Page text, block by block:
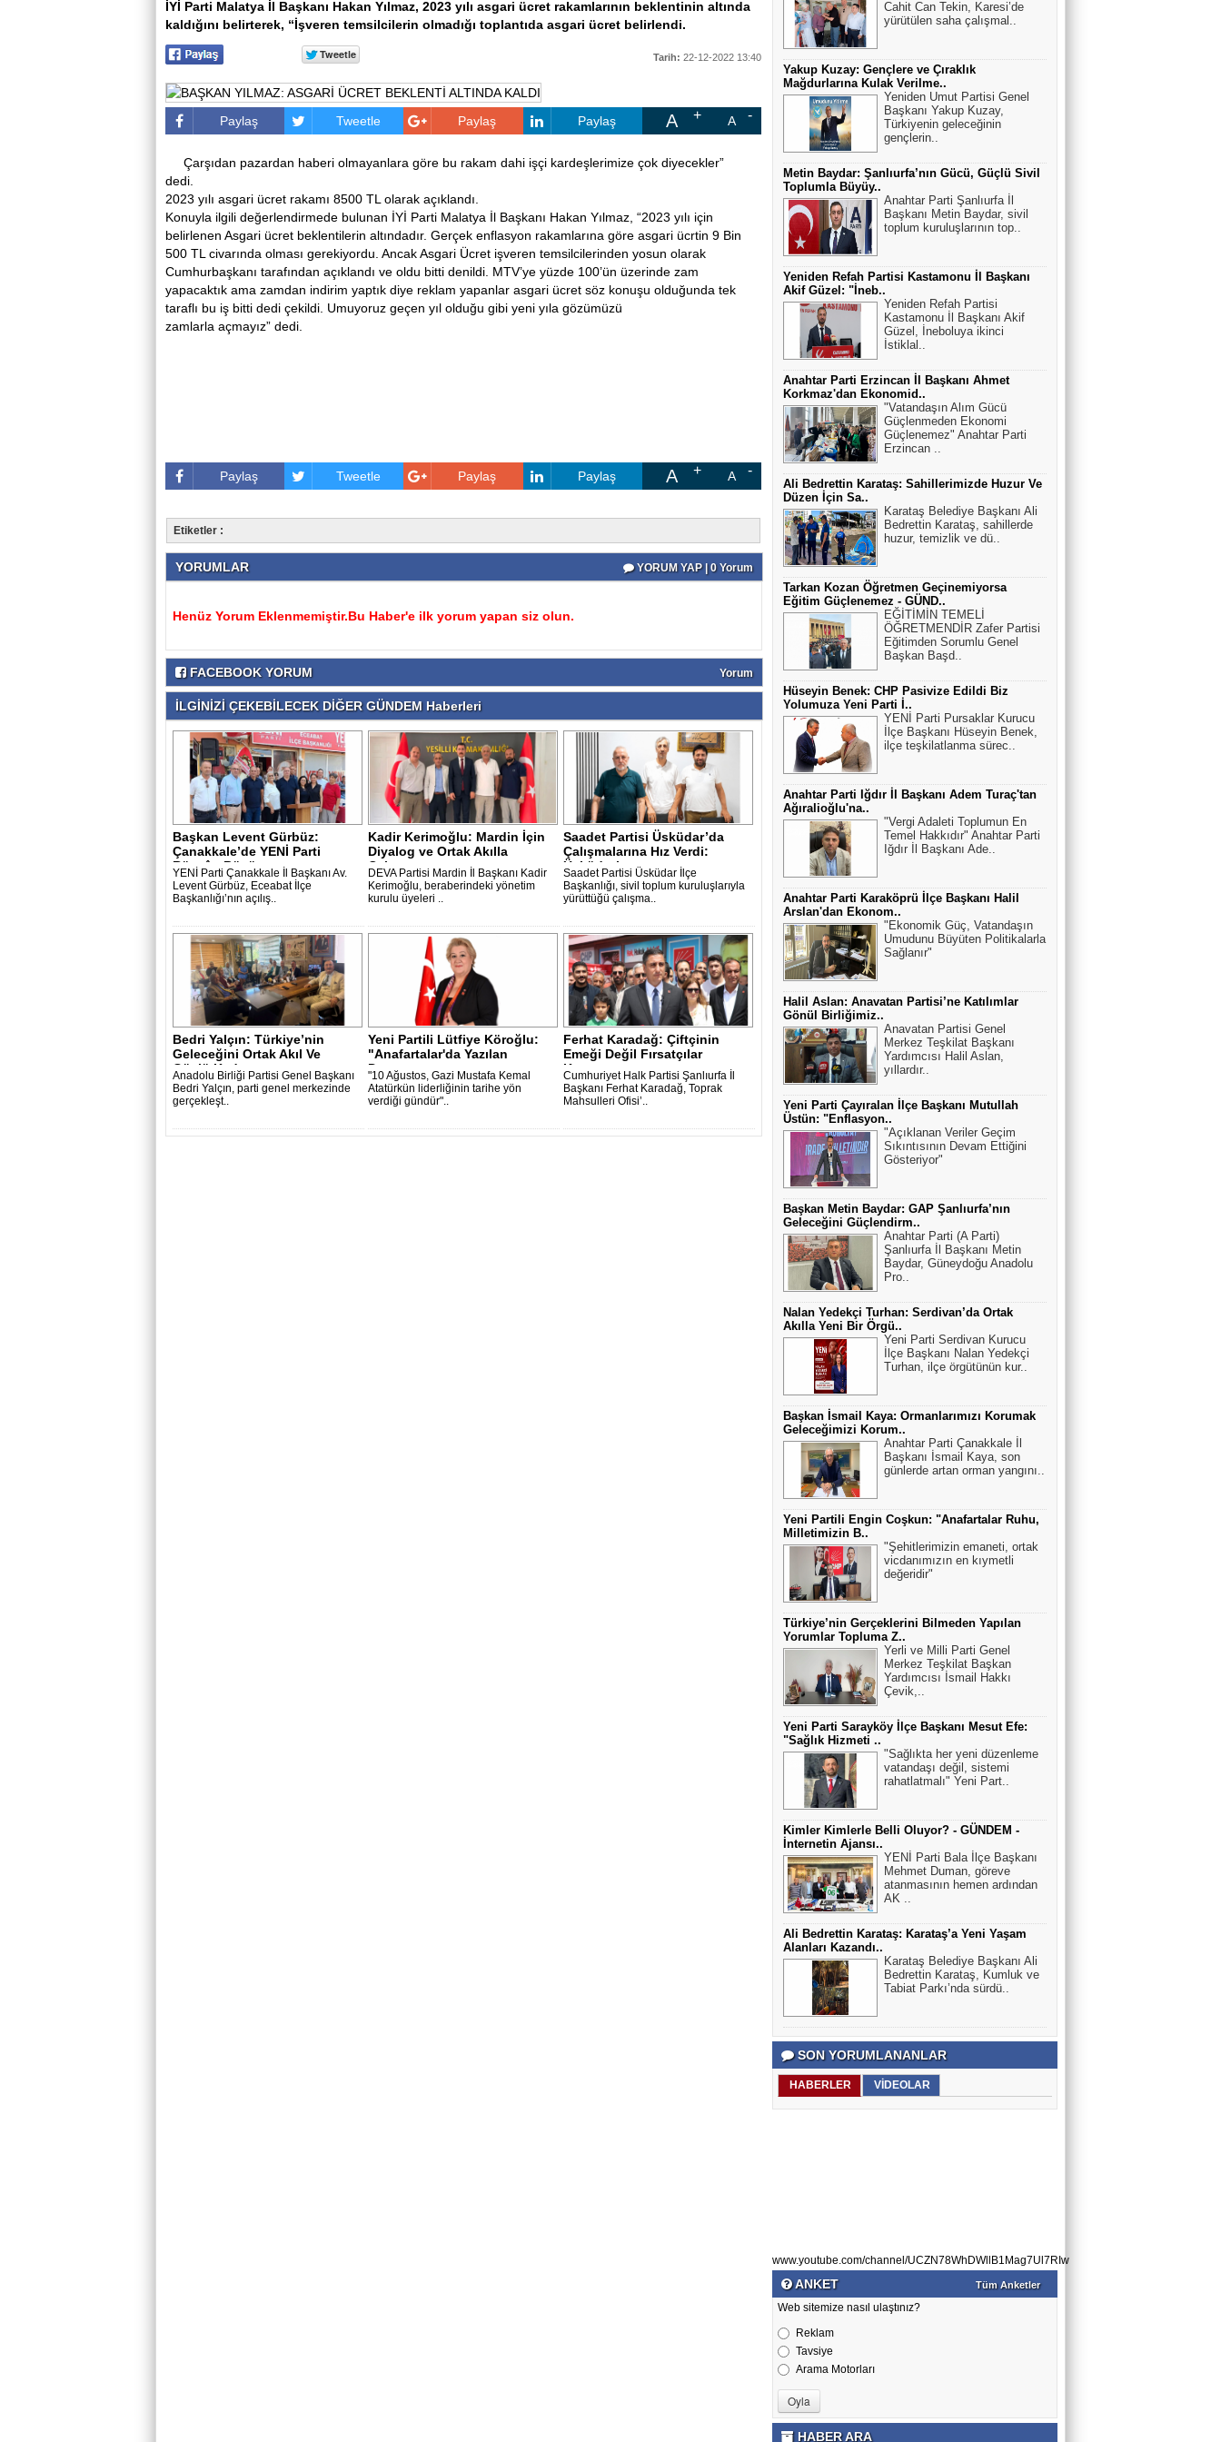
İYİ Parti Malatya İl Başkanı Hakan Yılmaz, 2023 yılı asgari ücret rakamlarının beklentinin altında
kaldığını belirterek, “İşveren temsilcilerin olmadığı toplantıda asgari ücret belirlendi.
Tarih: 22-12-2022 13:40
Paylaş Tweetle Paylaş Paylaş A A
Çarşıdan pazardan haberi olmayanlara göre bu rakam dahi işçi kardeşlerimize çok diyecekler”
dedi.
2023 yılı asgari ücret rakamı 8500 TL olarak açıklandı.
Konuyla ilgili değerlendirmede bulunan İYİ Parti Malatya İl Başkanı Hakan Yılmaz, “2023 yılı için
belirlenen Asgari ücret beklentilerin altındadır. Gerçek enflasyon rakamlarına göre asgari ücrtin 9 Bin
500 TL civarında olması gerekiyordu. Ancak Asgari Ücret işveren temsilcilerinden yosun olarak
Cumhurbaşkanı tarafından açıklandı ve oldu bitti denildi. MTV’ye yüzde 100’ün üzerinde zam
yapacaktık ama zamdan indirim yaptık diye reklam yapanlar asgari ücret söz konuşu olduğunda tek
taraflı bu iş bitti dedi çekildi. Umuyoruz geçen yıl olduğu gibi yeni yıla gözümüzü
zamlarla açmayız” dedi.
Paylaş Tweetle Paylaş Paylaş A A
Etiketler :
YORUMLAR YORUM YAP | 0 Yorum
Henüz Yorum Eklenmemiştir.Bu Haber'e ilk yorum yapan siz olun.
FACEBOOK YORUM Yorum
İLGİNİZİ ÇEKEBİLECEK DİĞER GÜNDEM Haberleri
Başkan Levent Gürbüz:
Çanakkale’de YENİ Parti
Rüzgârı Büyüyo..
YENİ Parti Çanakkale İl Başkanı Av.
Levent Gürbüz, Eceabat İlçe
Başkanlığı’nın açılış..
Kadir Kerimoğlu: Mardin İçin
Diyalog ve Ortak Akılla
Çalışac..
DEVA Partisi Mardin İl Başkanı Kadir
Kerimoğlu, beraberindeki yönetim
kurulu üyeleri ..
Saadet Partisi Üsküdar’da
Çalışmalarına Hız Verdi:
Üsküdar’ı..
Saadet Partisi Üsküdar İlçe
Başkanlığı, sivil toplum kuruluşlarıyla
yürüttüğü çalışma..
Bedri Yalçın: Türkiye’nin
Geleceğini Ortak Akıl Ve
Güçlü Kad..
Anadolu Birliği Partisi Genel Başkanı
Bedri Yalçın, parti genel merkezinde
gerçekleşt..
Yeni Partili Lütfiye Köroğlu:
"Anafartalar'da Yazılan
Destan..
"10 Ağustos, Gazi Mustafa Kemal
Atatürkün liderliğinin tarihe yön
verdiği gündür"..
Ferhat Karadağ: Çiftçinin
Emeği Değil Fırsatçılar
Kazanıyor ..
Cumhuriyet Halk Partisi Şanlıurfa İl
Başkanı Ferhat Karadağ, Toprak
Mahsulleri Ofisi’..
Cahit Can Tekin, Karesi’de
yürütülen saha çalışmal..
Yakup Kuzay: Gençlere ve Çıraklık
Mağdurlarına Kulak Verilme..
Yeniden Umut Partisi Genel
Başkanı Yakup Kuzay,
Türkiyenin geleceğinin
gençlerin..
Metin Baydar: Şanlıurfa’nın Gücü, Güçlü Sivil
Toplumla Büyüy..
Anahtar Parti Şanlıurfa İl
Başkanı Metin Baydar, sivil
toplum kuruluşlarının top..
Yeniden Refah Partisi Kastamonu İl Başkanı
Akif Güzel: "İneb..
Yeniden Refah Partisi
Kastamonu İl Başkanı Akif
Güzel, İneboluya ikinci
İstiklal..
Anahtar Parti Erzincan İl Başkanı Ahmet
Korkmaz'dan Ekonomid..
"Vatandaşın Alım Gücü
Güçlenmeden Ekonomi
Güçlenemez" Anahtar Parti
Erzincan ..
Ali Bedrettin Karataş: Sahillerimizde Huzur Ve
Düzen İçin Sa..
Karataş Belediye Başkanı Ali
Bedrettin Karataş, sahillerde
huzur, temizlik ve dü..
Tarkan Kozan Öğretmen Geçinemiyorsa
Eğitim Güçlenemez - GÜND..
EĞİTİMİN TEMELİ
ÖĞRETMENDİR Zafer Partisi
Eğitimden Sorumlu Genel
Başkan Başd..
Hüseyin Benek: CHP Pasivize Edildi Biz
Yolumuza Yeni Parti İ..
YENİ Parti Pursaklar Kurucu
İlçe Başkanı Hüseyin Benek,
ilçe teşkilatlanma sürec..
Anahtar Parti Iğdır İl Başkanı Adem Turaç'tan
Ağıralioğlu'na..
"Vergi Adaleti Toplumun En
Temel Hakkıdır" Anahtar Parti
Iğdır İl Başkanı Ade..
Anahtar Parti Karaköprü İlçe Başkanı Halil
Arslan'dan Ekonom..
"Ekonomik Güç, Vatandaşın
Umudunu Büyüten Politikalarla
Sağlanır"
Halil Aslan: Anavatan Partisi’ne Katılımlar
Gönül Birliğimiz..
Anavatan Partisi Genel
Merkez Teşkilat Başkanı
Yardımcısı Halil Aslan,
yıllardır..
Yeni Parti Çayıralan İlçe Başkanı Mutullah
Üstün: "Enflasyon..
"Açıklanan Veriler Geçim
Sıkıntısının Devam Ettiğini
Gösteriyor"
Başkan Metin Baydar: GAP Şanlıurfa’nın
Geleceğini Güçlendirm..
Anahtar Parti (A Parti)
Şanlıurfa İl Başkanı Metin
Baydar, Güneydoğu Anadolu
Pro..
Nalan Yedekçi Turhan: Serdivan’da Ortak
Akılla Yeni Bir Örgü..
Yeni Parti Serdivan Kurucu
İlçe Başkanı Nalan Yedekçi
Turhan, ilçe örgütünün kur..
Başkan İsmail Kaya: Ormanlarımızı Korumak
Geleceğimizi Korum..
Anahtar Parti Çanakkale İl
Başkanı İsmail Kaya, son
günlerde artan orman yangını..
Yeni Partili Engin Coşkun: "Anafartalar Ruhu,
Milletimizin B..
"Şehitlerimizin emaneti, ortak
vicdanımızın en kıymetli
değeridir"
Türkiye’nin Gerçeklerini Bilmeden Yapılan
Yorumlar Topluma Z..
Yerli ve Milli Parti Genel
Merkez Teşkilat Başkan
Yardımcısı İsmail Hakkı
Çevik,..
Yeni Parti Sarayköy İlçe Başkanı Mesut Efe:
"Sağlık Hizmeti ..
"Sağlıkta her yeni düzenleme
vatandaşı değil, sistemi
rahatlatmalı" Yeni Part..
Kimler Kimlerle Belli Oluyor? - GÜNDEM -
İnternetin Ajansı..
YENİ Parti Bala İlçe Başkanı
Mehmet Duman, göreve
atanmasının hemen ardından
AK ..
Ali Bedrettin Karataş: Karataş’a Yeni Yaşam
Alanları Kazandı..
Karataş Belediye Başkanı Ali
Bedrettin Karataş, Kumluk ve
Tabiat Parkı’nda sürdü..
SON YORUMLANANLAR
HABERLER VİDEOLAR
www.youtube.com/channel/UCZN78WhDWllB1Mag7Ul7RIw
ANKET Tüm Anketler
Web sitemize nasıl ulaştınız?
Reklam
Tavsiye
Arama Motorları
HABER ARA